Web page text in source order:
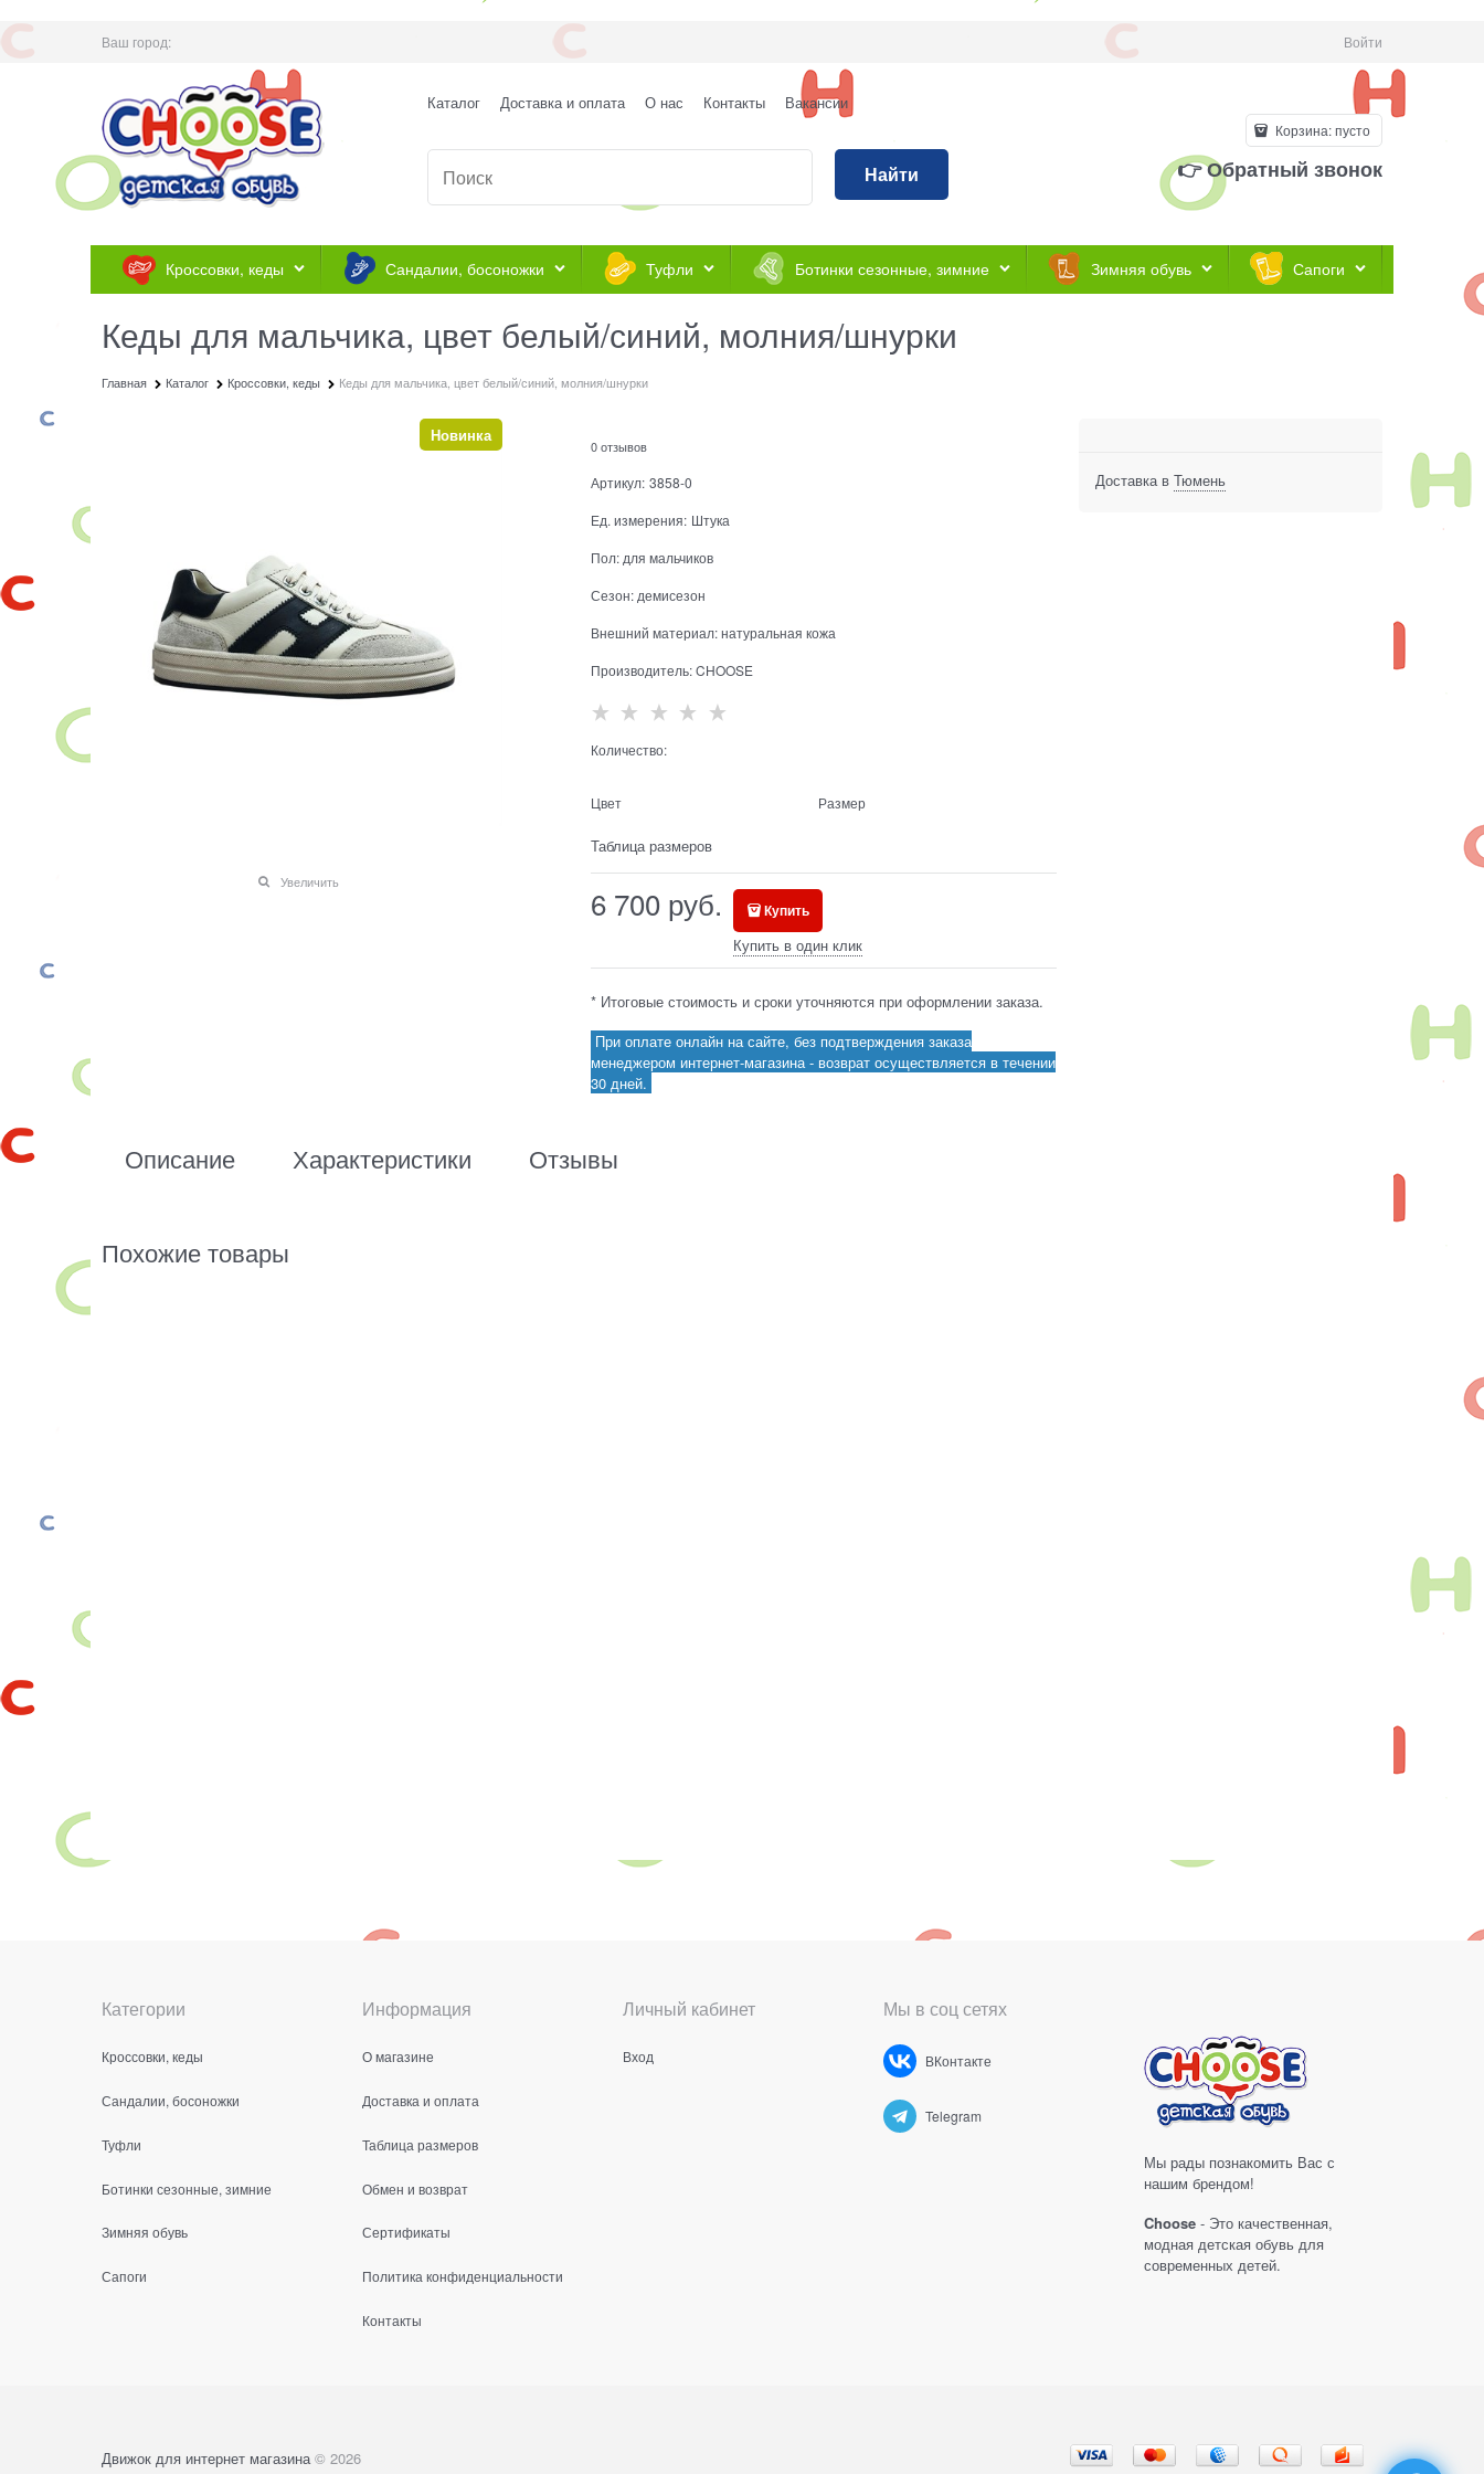
Ваш город: Войти
Каталог Доставка и оплата О нас Контакты Вакансии
Найти
Корзина:пусто
👉 Обратный звонок
Кроссовки, кеды Сандалии, босоножки Туфли Ботинки сезонные, зимние Зимняя обувь Сапоги
Кеды для мальчика, цвет белый/синий, молния/шнурки
Главная Каталог Кроссовки, кеды Кеды для мальчика, цвет белый/синий, молния/шнурки
Новинка
Увеличить
0 отзывов
Артикул: 3858-0
Ед. измерения: Штука
Пол: для мальчиков
Сезон: демисезон
Внешний материал:натуральная кожа
Производитель:CHOOSE
Количество:
Цвет Размер
Таблица размеров
6 700 руб. Купить
Купить в один клик
* Итоговые стоимость и сроки уточняются при оформлении заказа.
При оплате онлайн на сайте, без подтверждения заказа
менеджером интернет-магазина - возврат осуществляется в течении
30 дней.
Описание Характеристики Отзывы
Похожие товары
Доставка в Тюмень
Категории
Кроссовки, кеды
Сандалии, босоножки
Туфли
Ботинки сезонные, зимние
Зимняя обувь
Сапоги
Информация
О магазине
Доставка и оплата
Таблица размеров
Обмен и возврат
Сертификаты
Политика конфиденциальности
Контакты
Личный кабинет
Вход
Мы в соц сетях
ВКонтакте
Telegram
Мы рады познакомить Вас с
нашим брендом!
Choose - Это качественная,
модная детская обувь для
современных детей.
Движок для интернет магазина © 2026